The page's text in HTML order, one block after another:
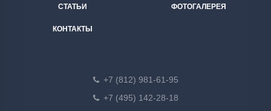
СТАТЬИ ФОТОГАЛЕРЕЯ
КОНТАКТЫ
+7 (812) 981-61-95
+7 (495) 142-28-18